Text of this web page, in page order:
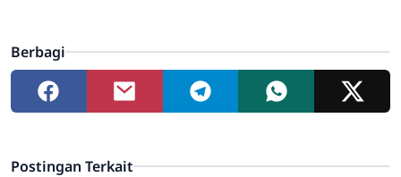
Berbagi
Postingan Terkait